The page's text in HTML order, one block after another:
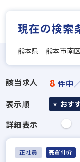
現在の検索
熊本県 熊本市南区
該当求人 8 件中
表示順
おす
詳細表示
正社員 売買仲介